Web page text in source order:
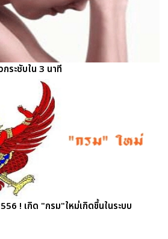
กระชับใน 3 นาที
! เกิด "กรม"ใหม่เกิดขึ้นในระบบ